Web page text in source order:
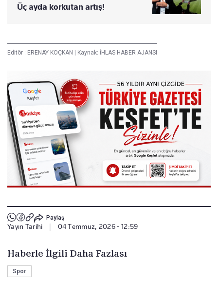
Üç ayda korkutan artış!
Editör : ERENAY KOÇKAN | Kaynak: İHLAS HABER AJANSI
Paylaş
Yayın Tarihi | 04 Temmuz, 2026 - 12:59
Haberle İlgili Daha Fazlası
Spor